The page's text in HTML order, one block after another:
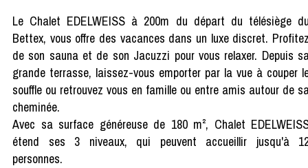
Le Chalet EDELWEISS à 200m du départ du télésiège
Bettex, vous offre des vacances dans un luxe discret.
de son sauna et de son Jacuzzi pour vous relaxer. Depuis
grande terrasse, laissez-vous emporter par la vue à couper
souffle ou retrouvez vous en famille ou entre amis autour de
cheminée.
Avec sa surface généreuse de 180 m², Chalet
étend ses 3 niveaux, qui peuvent accueillir jusqu'à
personnes.